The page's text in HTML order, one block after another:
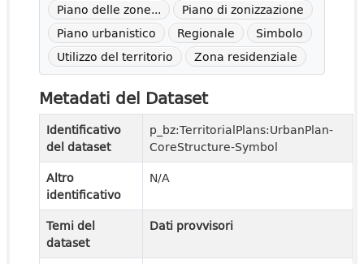
Piano delle zone...
Piano di zonizzazione
Piano urbanistico
Regionale
Simbolo
Utilizzo del territorio
Zona residenziale
Metadati del Dataset
Identificativo
del dataset
p_bz:TerritorialPlans:UrbanPlan-
CoreStructure-Symbol
Altro
identificativo
N/A
Temi del
dataset
Dati provvisori